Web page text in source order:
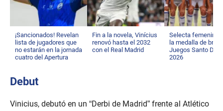
¡Sancionados! Revelan
lista de jugadores que
no estarán en la jornada
cuatro del Apertura
Fin a la novela, Vinícius
renovó hasta el 2032
con el Real Madrid
Selecta femenina
la medalla de
Juegos Santo
2026
Debut
Vinicius, debutó en un “Derbi de Madrid” frente al Atlético